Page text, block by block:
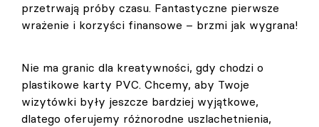
przetrwają próby czasu. Fantastyczne pierwsze
wrażenie i korzyści finansowe – brzmi jak wygrana!
Nie ma granic dla kreatywności, gdy chodzi o
plastikowe karty PVC. Chcemy, aby Twoje
wizytówki były jeszcze bardziej wyjątkowe,
dlatego oferujemy różnorodne uszlachetnienia,